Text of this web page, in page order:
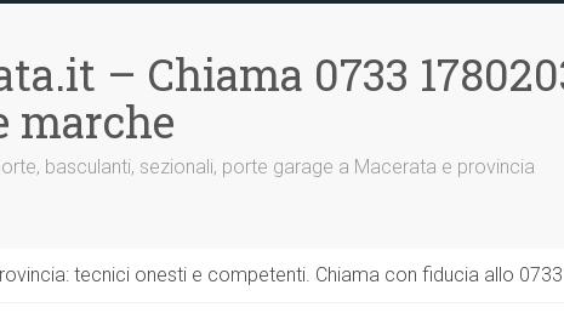
– Chiama 0733
marche
basculanti, sezionali, porte garage a Macerata e provincia
tecnici onesti e competenti. Chiama con fiducia allo